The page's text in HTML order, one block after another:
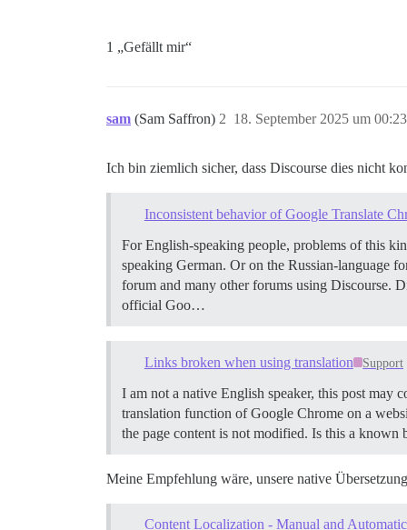
1 „Gefällt mir“
sam (Sam Saffron) 18. September 2025 um 00:23
2
Ich bin ziemlich sicher, dass Discourse dies nicht
Inconsistent behavior of Google Translate
For English-speaking people, problems of this
speaking German. Or on the Russian-language
forum and many other forums using Discourse.
official Goo…
Links broken when using translation Support
I am not a native English speaker, this post may
translation function of Google Chrome on a
the page content is not modified. Is this a known
Meine Empfehlung wäre, unsere native
Content Localization - Manual and